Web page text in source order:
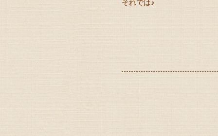
それでは♪